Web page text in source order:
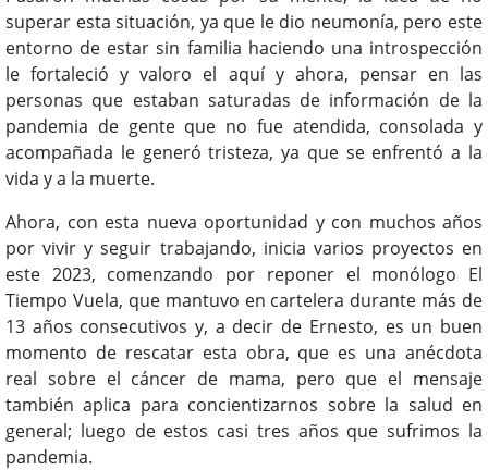
superar esta situación, ya que le dio neumonía, pero este
entorno de estar sin familia haciendo una introspección
le fortaleció y valoro el aquí y ahora, pensar en las
personas que estaban saturadas de información de la
pandemia de gente que no fue atendida, consolada y
acompañada le generó tristeza, ya que se enfrentó a la
vida y a la muerte.
Ahora, con esta nueva oportunidad y con muchos años
por vivir y seguir trabajando, inicia varios proyectos en
este 2023, comenzando por reponer el monólogo El
Tiempo Vuela, que mantuvo en cartelera durante más de
13 años consecutivos y, a decir de Ernesto, es un buen
momento de rescatar esta obra, que es una anécdota
real sobre el cáncer de mama, pero que el mensaje
también aplica para concientizarnos sobre la salud en
general; luego de estos casi tres años que sufrimos la
pandemia.